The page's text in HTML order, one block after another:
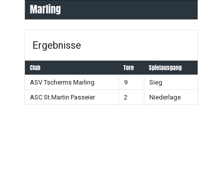
Marling
Ergebnisse
Club Tore Spielausgang
ASV Tscherms Marling 9
Sieg
ASC St.Martin Passeier
2 Niederlage